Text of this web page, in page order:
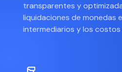
transparentes y
liquidaciones de monedas
intermediarios y los